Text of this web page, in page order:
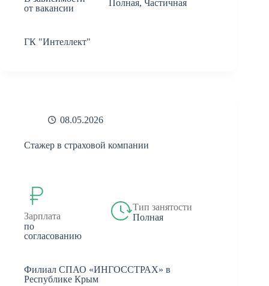
от вакансии
Полная, Частичная
ГК "Интеллект"
08.05.2026
Стажер в страховой компании
Зарплата
по
согласованию
Тип занятости
Полная
Филиал СПАО «ИНГОССТРАХ» в
Республике Крым